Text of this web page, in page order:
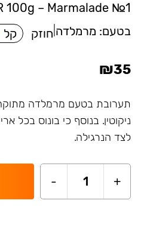
100g – Marmalade №1
בטעם: מרמלדה חוזק קל
₪35
ניקוטין. בנוסף כי בונוס
לצד הנרגילה.
+
1
-